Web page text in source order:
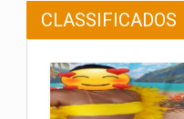
CLASSIFICADOS